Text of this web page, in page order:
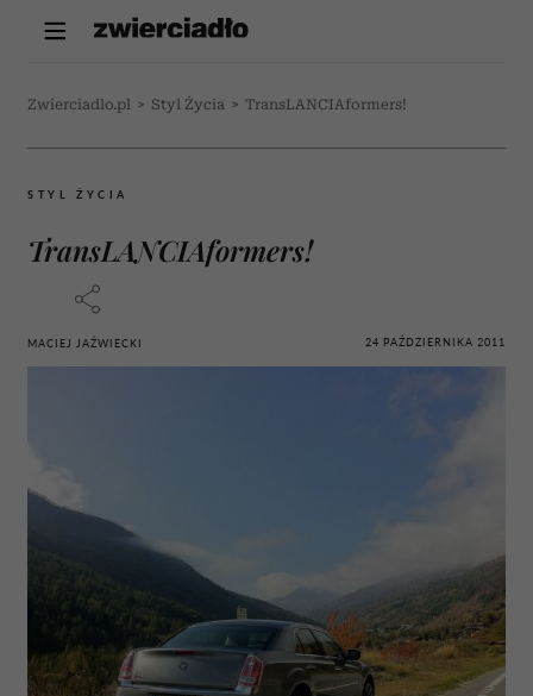
Zwierciadlo.pl > Styl Życia > TransLANCIAformers!
STYL ŻYCIA
TransLANCIAformers!
MACIEJ JAŹWIECKI 24 PAŹDZIERNIKA 2011